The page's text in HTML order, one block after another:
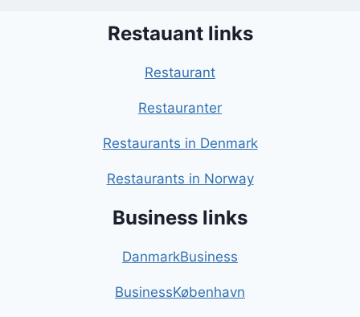
Restauant links
Restaurant
Restauranter
Restaurants in Denmark
Restaurants in Norway
Business links
DanmarkBusiness
BusinessKøbenhavn